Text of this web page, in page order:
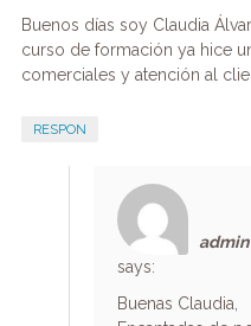
Buenos días soy Claudia
curso de formación ya hice
comerciales y atención al
RESPON
admin
says:
Buenas Claudia,